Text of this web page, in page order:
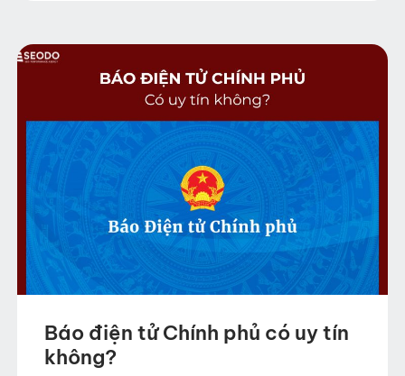
Báo điện tử Chính phủ có uy tín
không?